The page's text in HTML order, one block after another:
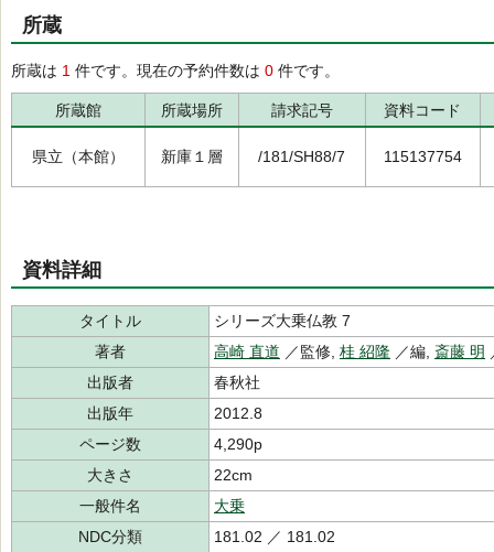
所蔵
所蔵は 1 件です。現在の予約件数は 0 件です。
所蔵館 所蔵場所 請求記号 資料コード
県立（本館） 新庫１層 /181/SH88/7 115137754
資料詳細
タイトル
シリーズ大乗仏教 7
著者
高崎 直道 ／監修, 桂 紹隆 ／編, 斎藤 明
出版者
春秋社
出版年
2012.8
ページ数
4,290p
大きさ
22cm
一般件名
大乗
NDC分類
181.02 ／ 181.02